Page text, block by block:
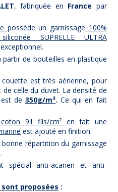
(1 avis)
, fabriquée en France par
possède un garnissage 100%
SUPRELLE ULTRA
de bouteilles en plastique
est très aérienne, pour
celle du duvet. La densité de
est de350g/m². Ce qui en fait
91 fils/cm²en fait une
est ajouté en finition.
répartition du garnissage
spécial anti-acarien et anti-
proposées :